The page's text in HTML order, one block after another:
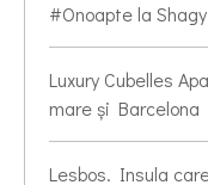
#Onoapte la
Luxury Cubelles
mare și Barcelona
Lesbos. Insula